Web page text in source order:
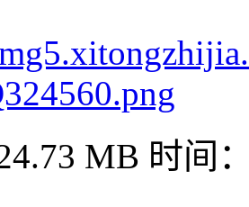
MB 时间